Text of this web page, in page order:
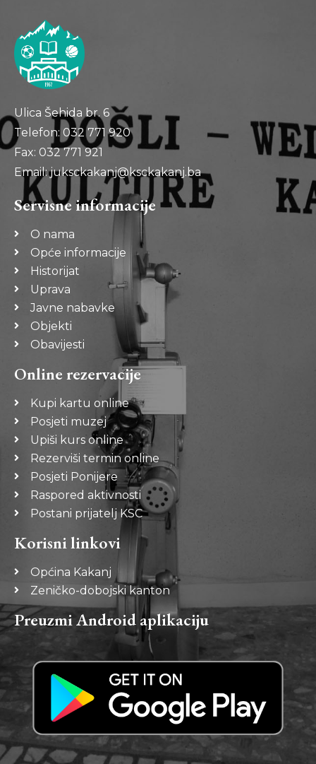
Ulica Šehida br. 6
Telefon: 032 771 920
Fax: 032 771 921
Email: juksckakanj@ksckakanj.ba
Servisne informacije
O nama
Opće informacije
Historijat
Uprava
Javne nabavke
Objekti
Obavijesti
Online rezervacije
Kupi kartu online
Posjeti muzej
Upiši kurs online
Rezerviši termin online
Posjeti Ponijere
Raspored aktivnosti
Postani prijatelj KSC
Korisni linkovi
Općina Kakanj
Zeničko-dobojski kanton
Preuzmi Android aplikaciju